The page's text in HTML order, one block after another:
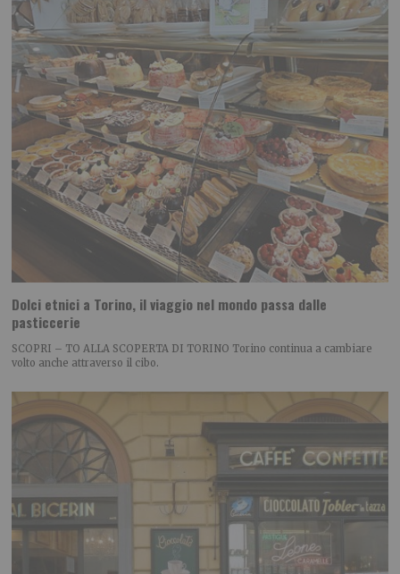
Dolci etnici a Torino, il viaggio nel mondo passa dalle
pasticcerie
SCOPRI – TO ALLA SCOPERTA DI TORINO Torino continua a cambiare
volto anche attraverso il cibo.